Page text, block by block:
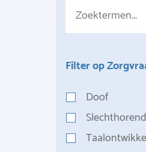
Filter op
Doof
Slechthorend